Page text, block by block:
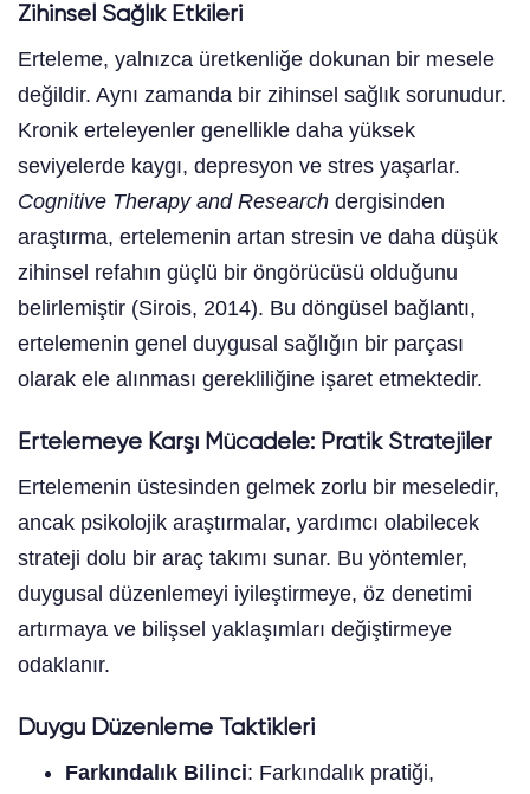
Zihinsel Sağlık Etkileri
Erteleme, yalnızca üretkenliğe dokunan bir mesele
değildir. Aynı zamanda bir zihinsel sağlık sorunudur.
Kronik erteleyenler genellikle daha yüksek
seviyelerde kaygı, depresyon ve stres yaşarlar.
Cognitive Therapy and Research dergisinden
araştırma, ertelemenin artan stresin ve daha düşük
zihinsel refahın güçlü bir öngörücüsü olduğunu
belirlemiştir (Sirois, 2014). Bu döngüsel bağlantı,
ertelemenin genel duygusal sağlığın bir parçası
olarak ele alınması gerekliliğine işaret etmektedir.
Ertelemeye Karşı Mücadele: Pratik Stratejiler
Ertelemenin üstesinden gelmek zorlu bir meseledir,
ancak psikolojik araştırmalar, yardımcı olabilecek
strateji dolu bir araç takımı sunar. Bu yöntemler,
duygusal düzenlemeyi iyileştirmeye, öz denetimi
artırmaya ve bilişsel yaklaşımları değiştirmeye
odaklanır.
Duygu Düzenleme Taktikleri
Farkındalık Bilinci: Farkındalık pratiği,